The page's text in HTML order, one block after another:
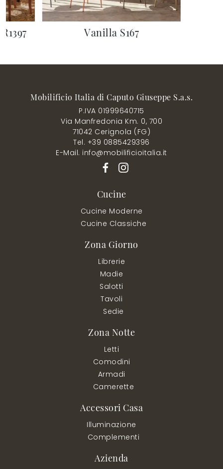
Vanilla S167
Mobilificio Italia di Caputo Giuseppe S.a.s.
P.IVA 01999640715
Via Manfredonia Km. 0, 700
71042 Cerignola (FG)
Tel. +39 0885429396
E-Mail. info@mobilificioitalia.it
Cucine
Cucine Moderne
Cucine Classiche
Zona Giorno
Librerie
Madie
Salotti
Tavoli
Sedie
Zona Notte
Letti
Comodini
Armadi
Camerette
Accessori Casa
Illuminazione
Complementi
Azienda